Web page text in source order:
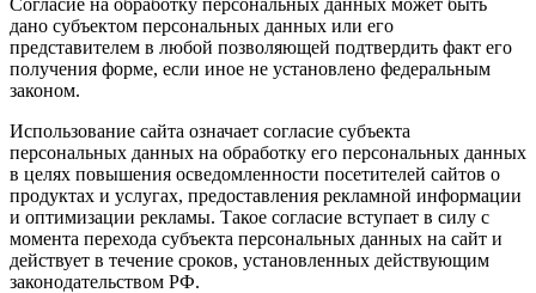
дано субъектом персональных данных или его
представителем в любой позволяющей подтвердить факт его
получения форме, если иное не установлено федеральным
законом.
Использование сайта означает согласие субъекта
персональных данных на обработку его персональных данных
в целях повышения осведомленности посетителей сайтов о
продуктах и услугах, предоставления рекламной информации
и оптимизации рекламы. Такое согласие вступает в силу с
момента перехода субъекта персональных данных на сайт и
действует в течение сроков, установленных действующим
законодательством РФ.